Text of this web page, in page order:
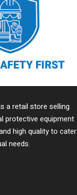
a retail store selling
protective equipment
high quality to cater
needs.